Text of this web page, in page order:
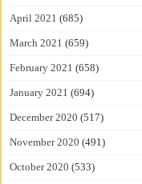
April 2021 (685)
March 2021 (659)
February 2021 (658)
January 2021 (694)
December 2020 (517)
November 2020 (491)
October 2020 (533)